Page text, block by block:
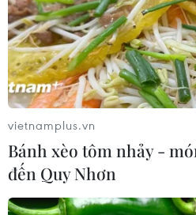
vietnamplus.vn
Bánh xèo tôm nhảy -
đến Quy Nhơn